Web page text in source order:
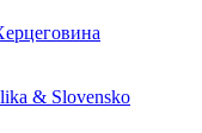
& Slovensko